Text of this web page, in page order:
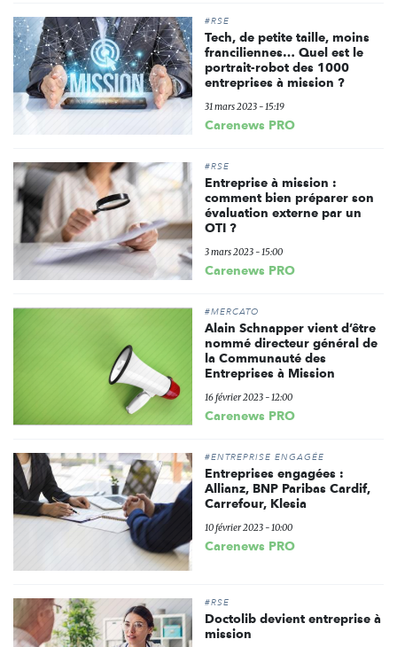
#RSE
Tech, de petite taille, moins
franciliennes… Quel est le
portrait-robot des 1000
entreprises à mission ?
31 mars 2023 - 15:19
Carenews PRO
#RSE
Entreprise à mission :
comment bien préparer son
évaluation externe par un
OTI ?
3 mars 2023 - 15:00
Carenews PRO
#MERCATO
Alain Schnapper vient d’être
nommé directeur général de
la Communauté des
Entreprises à Mission
16 février 2023 - 12:00
Carenews PRO
#ENTREPRISE ENGAGÉE
Entreprises engagées :
Allianz, BNP Paribas Cardif,
Carrefour, Klesia
10 février 2023 - 10:00
Carenews PRO
#RSE
Doctolib devient entreprise à
mission